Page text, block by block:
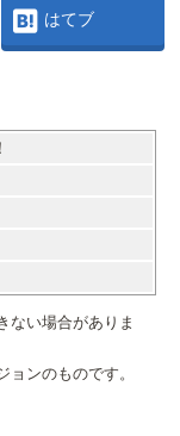
はてブ
ない場合がありま
ンのものです。